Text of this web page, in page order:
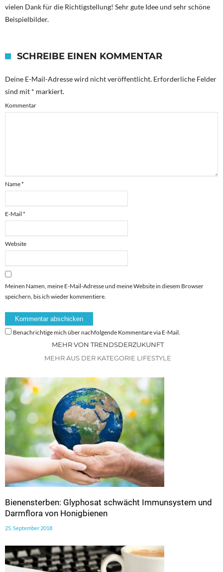
vielen Dank für die Richtigstellung! Sehr gute Idee und sehr schöne
Beispielbilder.
SCHREIBE EINEN KOMMENTAR
Deine E-Mail-Adresse wird nicht veröffentlicht. Erforderliche Felder
sind mit * markiert.
Kommentar
Name*
E-Mail *
Website
Meinen Namen, meine E-Mail-Adresse und meine Website in diesem Browser
speichern, bis ich wieder kommentiere.
Benachrichtige mich über nachfolgende Kommentare via E-Mail.
MEHR VON TRENDSDERZUKUNFT
MEHR AUS DER KATEGORIE LIFESTYLE
Bienensterben: Glyphosat schwächt Immunsystem und
Darmflora von Honigbienen
25. September 2018